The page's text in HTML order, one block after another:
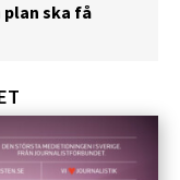
ska få